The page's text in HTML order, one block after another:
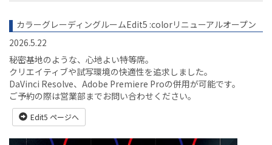
カラーグレーディングルームEdit5 :colorリニューアルオープン
2026.5.22
秘密基地のような、心地よい特等席。
クリエイティブや試写環境の快適性を追求しました。
DaVinci Resolve、Adobe Premiere Proの併用が可能です。
ご予約の際は営業部までお問い合わせください。
Edit5 ページへ